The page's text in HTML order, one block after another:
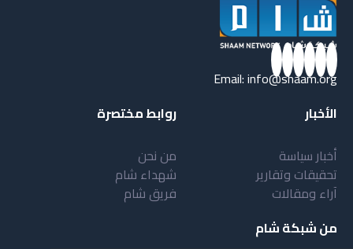
Email:info@shaam.org
الأخبار
أخبار سياسة
تحقيقات وتقارير
آراء ومقالات
روابط مختصرة
من نحن
شهداء شام
فريق شام
من شبكة شام